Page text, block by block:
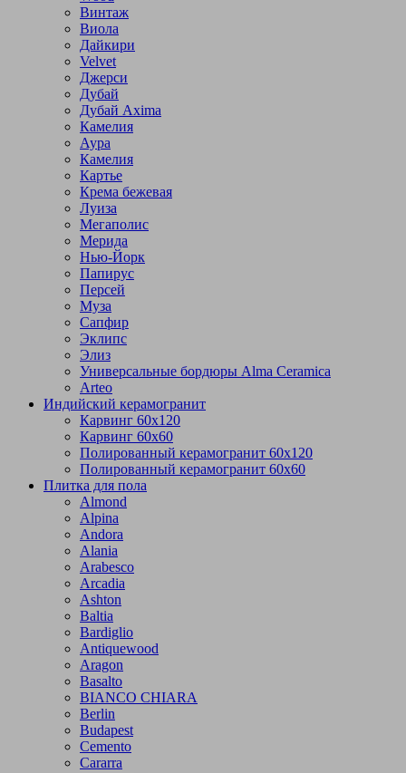
Винтаж
Виола
Дайкири
Velvet
Джерси
Дубай
Дубай Axima
Камелия
Аура
Камелия
Картье
Крема бежевая
Луиза
Мегаполис
Мерида
Нью-Йорк
Папирус
Персей
Муза
Сапфир
Эклипс
Элиз
Универсальные бордюры Alma Ceramica
Arteo
Индийский керамогранит
Карвинг 60х120
Карвинг 60х60
Полированный керамогранит 60х120
Полированный керамогранит 60х60
Плитка для пола
Almond
Alpina
Andora
Alania
Arabesco
Arcadia
Ashton
Baltia
Bardiglio
Antiquewood
Aragon
Basalto
BIANCO CHIARA
Berlin
Budapest
Cemento
Cararra